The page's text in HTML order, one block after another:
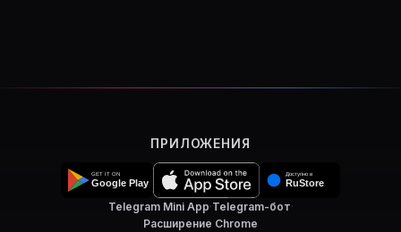
ПРИЛОЖЕНИЯ
Telegram Mini App·Telegram-бот·
Расширение Chrome